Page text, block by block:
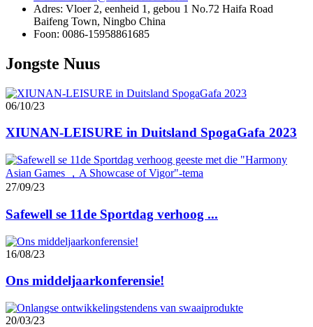
Adres: Vloer 2, eenheid 1, gebou 1 No.72 Haifa Road
Baifeng Town, Ningbo China
Foon: 0086-15958861685
Jongste Nuus
06/10/23
XIUNAN-LEISURE in Duitsland SpogaGafa 2023
27/09/23
Safewell se 11de Sportdag verhoog ...
16/08/23
Ons middeljaarkonferensie!
20/03/23